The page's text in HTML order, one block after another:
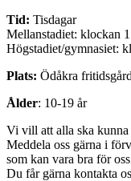
Tid: Tisdagar
Mellanstadiet: klockan
Högstadiet/gymnasiet:
Plats: Ödåkra
Ålder: 10-19 år
Vi vill att alla ska
Meddela oss gärna i
som kan vara bra för
Du får gärna kontakta